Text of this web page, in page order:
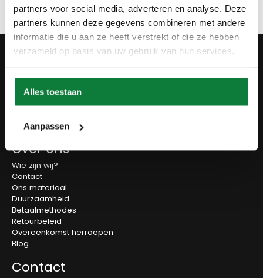
partners voor social media, adverteren en analyse. Deze
partners kunnen deze gegevens combineren met andere
informatie die u aan ze heeft verstrekt of die ze hebben
verzameld op basis van uw gebruik van hun services.
Alles toestaan
Aanpassen
Producten
Wanddecoratie
Tv-meubels
Accessoires
Olie en onderhoud
Over ons
Wie zijn wij?
Contact
Ons materiaal
Duurzaamheid
Betaalmethodes
Retourbeleid
Overeenkomst herroepen
Blog
Contact